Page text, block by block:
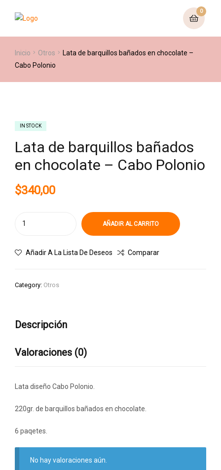
0
Inicio Otros
Lata de barquillos bañados en chocolate –
Cabo Polonio
IN STOCK
Lata de barquillos bañados
en chocolate – Cabo Polonio
$340,00
AÑADIR AL CARRITO
Añadir A La Lista De Deseos Comparar
Category: Otros
Descripción
Valoraciones (0)
Lata diseño Cabo Polonio.
220gr. de barquillos bañados en chocolate.
6 paqetes.
No hay valoraciones aún.